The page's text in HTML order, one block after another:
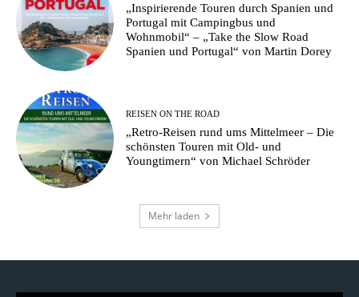
„Inspirierende Touren durch Spanien und
Portugal mit Campingbus und
Wohnmobil“ – „Take the Slow Road
Spanien und Portugal“ von Martin Dorey
REISEN ON THE ROAD
„Retro-Reisen rund ums Mittelmeer – Die
schönsten Touren mit Old- und
Youngtimern“ von Michael Schröder
Mehr laden